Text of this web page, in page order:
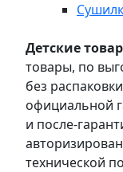
Детские
товары, по
без
официальной
и после-
технической